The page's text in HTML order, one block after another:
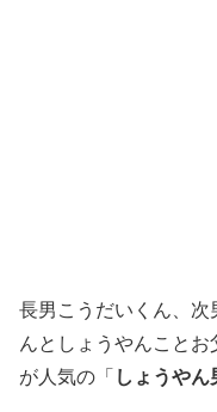
長男こうだいくん、次
んとしょうやんこと
が人気の「 しょうやん